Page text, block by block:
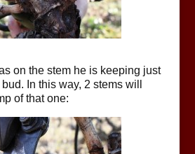
on the stem he is keeping just
In this way, 2 stems will
of that one: